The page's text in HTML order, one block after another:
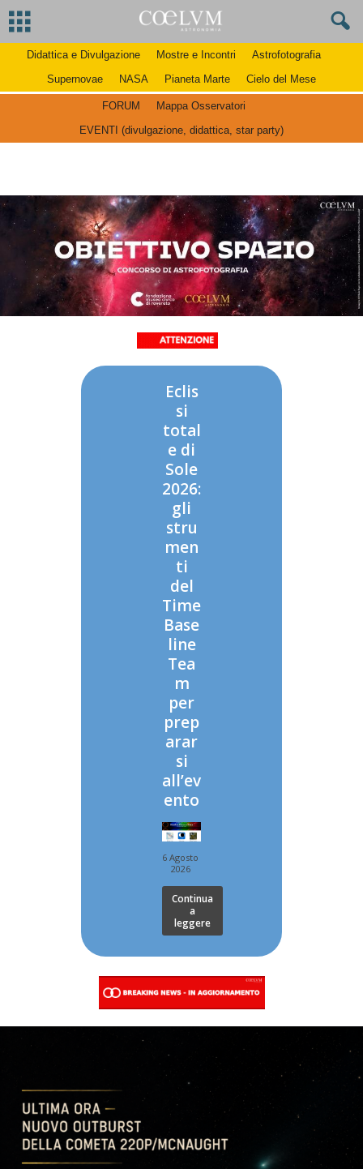
Didattica e Divulgazione Mostre e Incontri
Astrofotografia
Supernovae
NASA Pianeta Marte Cielo del Mese
FORUM
Mappa Osservatori
EVENTI (divulgazione, didattica, star party)
Eclis
si
total
e di
Sole
2026:
gli
stru
men
ti
del
Time
Base
line
Tea
m
per
prep
arar
si
all’ev
ento
6 Agosto
2026
Continua
a
leggere